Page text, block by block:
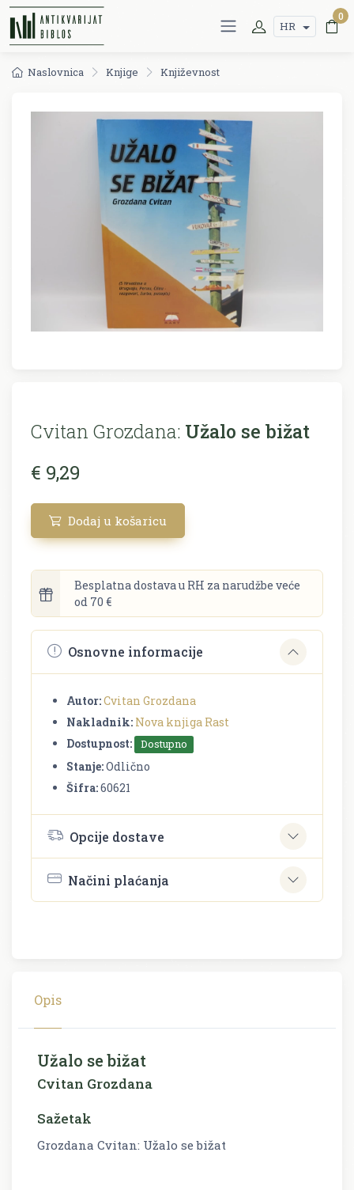
HR
0
Naslovnica Knjige Književnost
Cvitan Grozdana: Užalo se bižat
€ 9,29
Dodaj u košaricu
Besplatna dostava u RH za narudžbe veće
od 70 €
Osnovne informacije
Autor:Cvitan Grozdana
Nakladnik: Nova knjiga Rast
Dostupnost:
Dostupno
Stanje:Odlično
Šifra:60621
Opcije dostave
Načini plaćanja
Opis
Užalo se bižat
Cvitan Grozdana
Sažetak
Grozdana Cvitan: Užalo se bižat